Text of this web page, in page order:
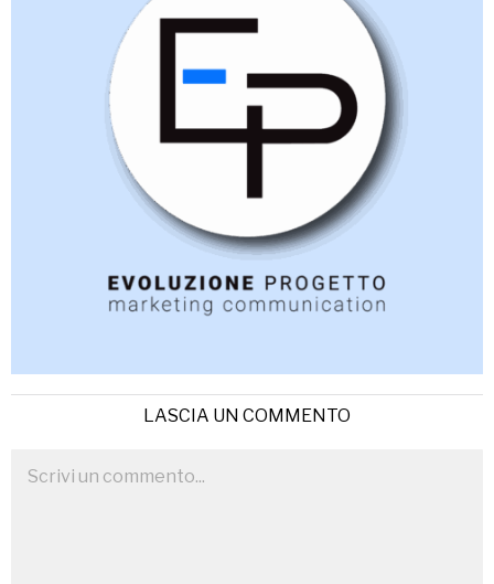
LASCIA UN COMMENTO